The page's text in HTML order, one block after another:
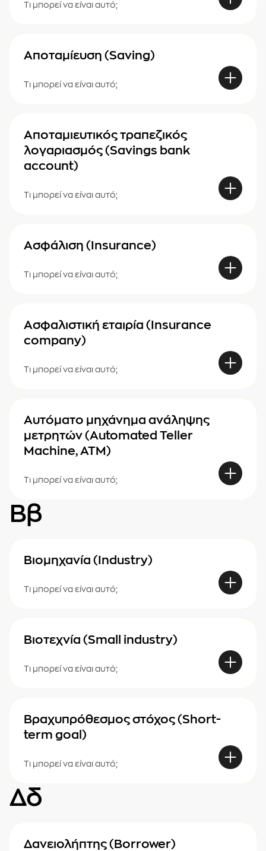
Τι μπορεί να είναι αυτό;
Αποταμίευση (Saving)
Τι μπορεί να είναι αυτό;
Αποταμιευτικός τραπεζικός
λογαριασμός (Savings bank
account)
Τι μπορεί να είναι αυτό;
Ασφάλιση (Insurance)
Τι μπορεί να είναι αυτό;
Ασφαλιστική εταιρία (Insurance
company)
Τι μπορεί να είναι αυτό;
Αυτόματο μηχάνημα ανάληψης
μετρητών (Automated Teller
Machine, ΑΤΜ)
Τι μπορεί να είναι αυτό;
Ββ
Βιομηχανία (Industry)
Τι μπορεί να είναι αυτό;
Βιοτεχνία (Small industry)
Τι μπορεί να είναι αυτό;
Βραχυπρόθεσμος στόχος (Short-
term goal)
Τι μπορεί να είναι αυτό;
Δδ
Δανειολήπτης (Borrower)